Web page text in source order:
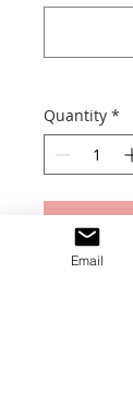
Quantity *
Email